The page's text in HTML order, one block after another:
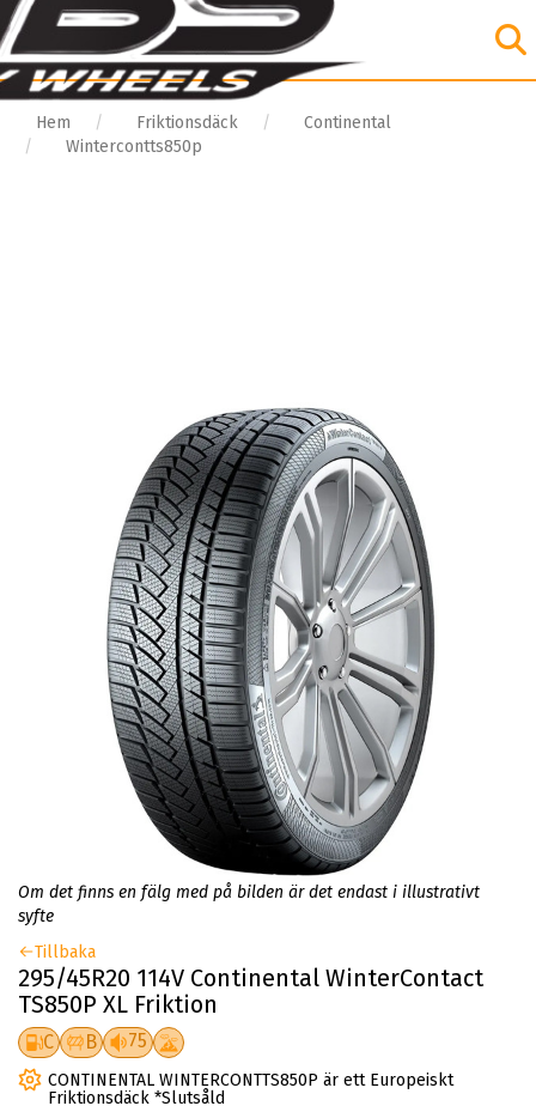
Hem Friktionsdäck
Continental
Wintercontts850p
Om det finns en fälg med på bilden är det endast i illustrativt
syfte
Tillbaka
295/45R20 114V Continental WinterContact
TS850P XL Friktion
C B 75
CONTINENTAL WINTERCONTTS850P är ett Europeiskt
Friktionsdäck *Slutsåld